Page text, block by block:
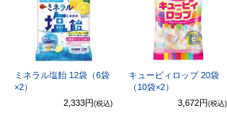
ミネラル塩飴 12袋（6袋
×2）
2,333円 (税込)
キュービィロップ 20袋
（10袋×2）
3,672円 (税込)